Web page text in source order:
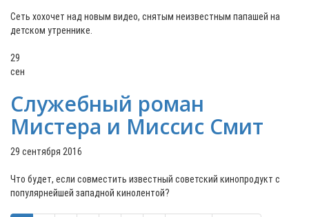
Сеть хохочет над новым видео, снятым неизвестным папашей на
детском утреннике.
29
сен
Служебный роман
Мистера и Миссис Смит
29 сентября 2016
Что будет, если совместить известный советский кинопродукт с
популярнейшей западной кинолентой?